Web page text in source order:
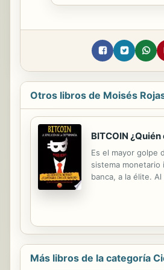
Otros libros de Moisés
BITCOIN
Es el mayor golpe
sistema monetario
banca, a la élite.
hacer millonaria
la minería. En este
todo sobre el
criptomonedas, y
nuevo oro digital.
Más libros de la categoría